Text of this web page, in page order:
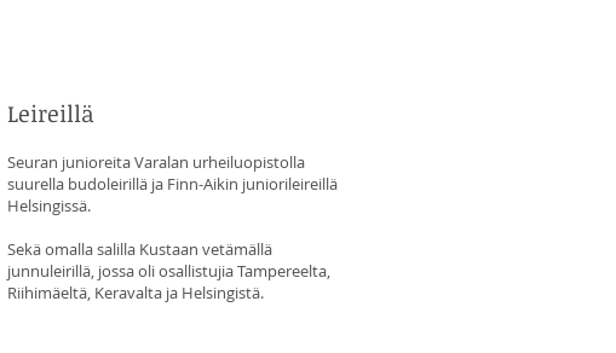
Leireillä
Seuran junioreita Varalan urheiluopistolla
suurella budoleirillä ja Finn-Aikin juniorileireillä
Helsingissä.
Sekä omalla salilla Kustaan vetämällä
junnuleirillä, jossa oli osallistujia Tampereelta,
Riihimäeltä, Keravalta ja Helsingistä.